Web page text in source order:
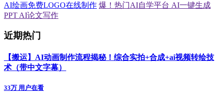
AI绘画免费LOGO在线制作 爆！热门AI自学平台 AI一键生成
PPT AI论文写作
近期热门
【搬运】AI动画制作流程揭秘！综合实拍+合成+ai视频转绘技
术（带中文字幕）
33万 用户在看